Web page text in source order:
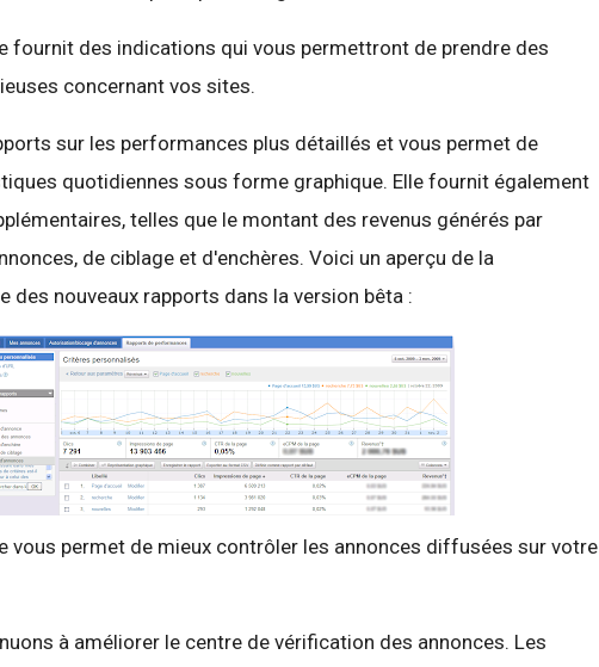
fournit des indications qui vous permettront de prendre des
concernant vos sites.
sur les performances plus détaillés et vous permet de
quotidiennes sous forme graphique. Elle fournit également
telles que le montant des revenus générés par
de ciblage et d'enchères. Voici un aperçu de la
des nouveaux rapports dans la version bêta :
vous permet de mieux contrôler les annonces diffusées sur votre
à améliorer le centre de vérification des annonces. Les